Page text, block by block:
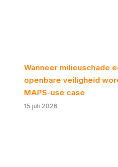
Wanneer milieuschade
openbare veiligheid
MAPS-use case
15 juli 2026